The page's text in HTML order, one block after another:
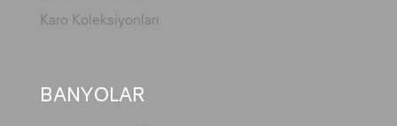
Karo Koleksiyonları
BANYOLAR